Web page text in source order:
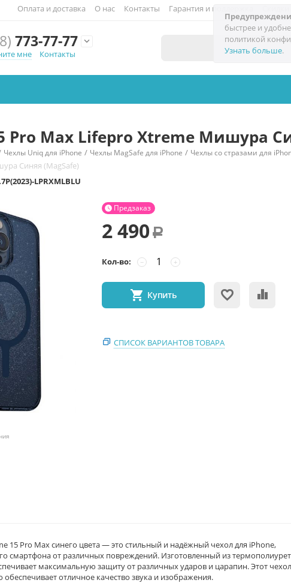
быстрее и
политикой
Узнать больше.
Оплата и доставка О нас Контакты Гарантия и поддержка
773-77-77

мне
Контакты
Pro Max Lifepro Xtreme Мишура
Чехлы Uniq для iPhone / Чехлы MagSafe для iPhone / Чехлы со стразами для
Синяя (MagSafe)
LPRXMLBLU
Предзаказ

2 490 Р
Кол-во: +
−
Купить
СПИСОК ВАРИАНТОВ ТОВАРА
15 Pro Max синего цвета — это стильный и надёжный чехол для iPhone,
смартфона от различных повреждений. Изготовленный из
максимальную защиту от различных ударов и царапин. Этот чехол
отличное качество звука и изображения.